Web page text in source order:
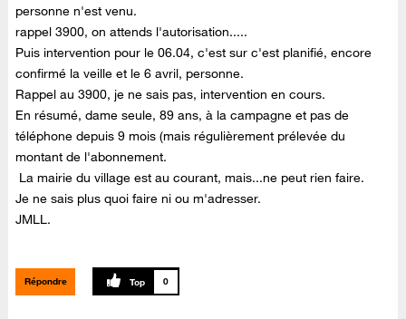
personne n'est venu.
rappel 3900, on attends l'autorisation.....
Puis intervention pour le 06.04, c'est sur c'est planifié, encore
confirmé la veille et le 6 avril, personne.
Rappel au 3900, je ne sais pas, intervention en cours.
En résumé, dame seule, 89 ans, à la campagne et pas de
téléphone depuis 9 mois (mais régulièrement prélevée du
montant de l'abonnement.
La mairie du village est au courant, mais...ne peut rien faire.
Je ne sais plus quoi faire ni ou m'adresser.
JMLL.
Répondre 0